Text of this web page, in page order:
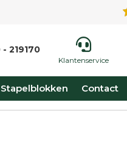
219170
Klantenservice
Stapelblokken Contact